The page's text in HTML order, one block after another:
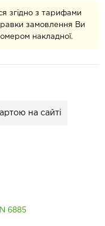
згідно з тарифами
замовлення Ви
накладної.
на сайті
6885